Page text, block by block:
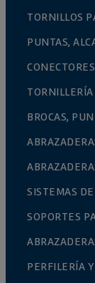
TORNILLOS
PUNTAS,
BROCAS,
SISTEMAS
SOPORTES
PERFILERÍA